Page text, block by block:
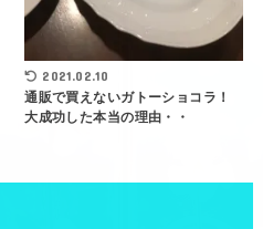
2021.02.10
通販で買えないガトーショコラ！
大成功した本当の理由・・